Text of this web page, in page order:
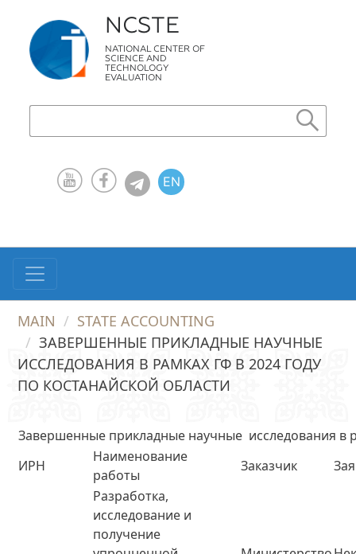
NCSTE
NATIONAL CENTER OF
SCIENCE AND
TECHNOLOGY
EVALUATION
EN
MAIN
STATE ACCOUNTING
ЗАВЕРШЕННЫЕ ПРИКЛАДНЫЕ НАУЧНЫЕ
ИССЛЕДОВАНИЯ В РАМКАХ ГФ В 2024 ГОДУ
ПО КОСТАНАЙСКОЙ ОБЛАСТИ
Завершенные прикладные научные исследования в
ИРН
Наименование
работы
Заказчик
Разработка,
исследование и
получение